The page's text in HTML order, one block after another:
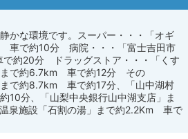
かな環境です。スーパー・・・「オギ
車で約10分 病院・・・「富士吉田市
約20分 ドラッグストア・・・「くす
まで約6.7km 車で約12分 その
で約8.7km 車で約17分、「山中湖村
分、「山梨中央銀行山中湖支店」ま
泉施設「石割の湯」まで約2.2Km 車で